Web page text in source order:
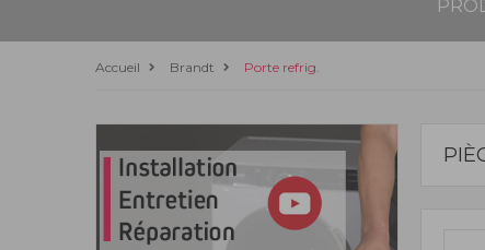
Accueil Brandt Porte refrig.